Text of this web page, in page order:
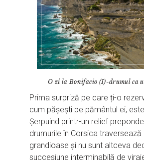
O zi la Bonifacio (I)-drumul ca
Prima surpriză pe care ți-o
cum pășești pe pământul ei,
Șerpuind printr-un relief
drumurile în Corsica traversează
grandioase și nu sunt altceva
succesiune interminabilă de